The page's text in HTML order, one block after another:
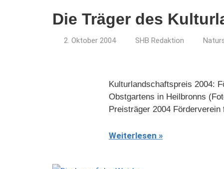
Die Träger des
2. Oktober 2004 SHB Redaktion
Kulturlandschaftspreis 2004:
Obstgartens in Heilbronns
Preisträger 2004
Weiterlesen